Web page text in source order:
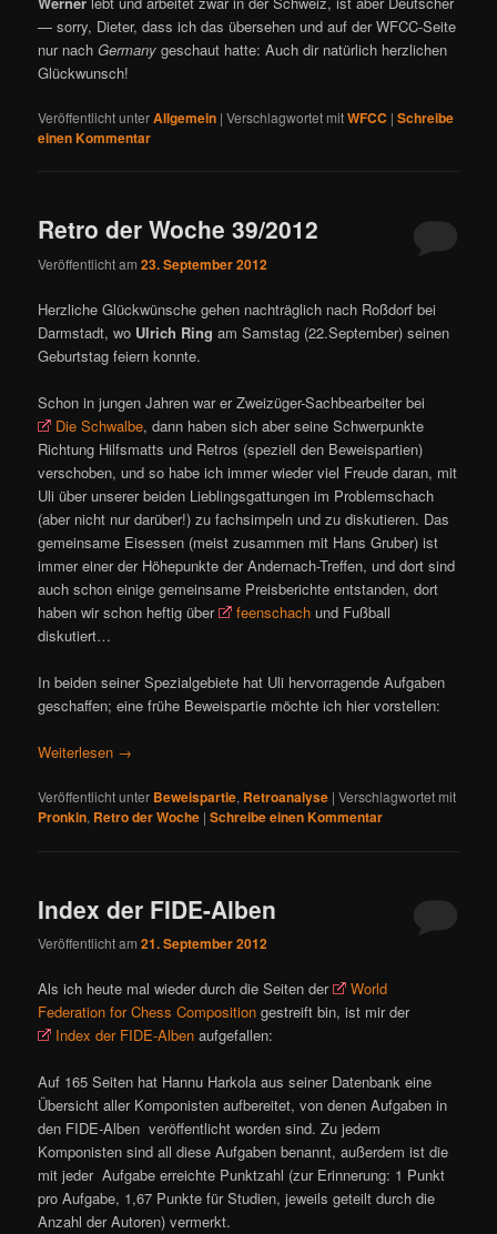
— sorry, Dieter, dass ich das übersehen und auf der WFCC-Seite
nur nachGermany geschaut hatte: Auch dir natürlich herzlichen
Glückwunsch!
Veröffentlicht unterAllgemein |Verschlagwortet mitWFCC |Schreibe
einen Kommentar
Retro der Woche 39/2012
Veröffentlicht am23. September 2012
Herzliche Glückwünsche gehen nachträglich nach Roßdorf bei
Darmstadt, wo Ulrich Ring am Samstag (22.September) seinen
Geburtstag feiern konnte.
Schon in jungen Jahren war er Zweizüger-Sachbearbeiter bei
Die Schwalbe, dann haben sich aber seine Schwerpunkte
Richtung Hilfsmatts und Retros (speziell den Beweispartien)
verschoben, und so habe ich immer wieder viel Freude daran, mit
Uli über unserer beiden Lieblingsgattungen im Problemschach
(aber nicht nur darüber!) zu fachsimpeln und zu diskutieren. Das
gemeinsame Eisessen (meist zusammen mit Hans Gruber) ist
immer einer der Höhepunkte der Andernach-Treffen, und dort sind
auch schon einige gemeinsame Preisberichte entstanden, dort
haben wir schon heftig über
feenschach und Fußball
diskutiert…
In beiden seiner Spezialgebiete hat Uli hervorragende Aufgaben
geschaffen; eine frühe Beweispartie möchte ich hier vorstellen:
Weiterlesen →
Veröffentlicht unter Beweispartie, Retroanalyse |Verschlagwortet mit
Pronkin, Retro der Woche |Schreibe einen Kommentar
Index der FIDE-Alben
Veröffentlicht am21. September 2012
Als ich heute mal wieder durch die Seiten der
World
Federation for Chess Composition gestreift bin, ist mir der
Index der FIDE-Alben aufgefallen:
Auf 165 Seiten hat Hannu Harkola aus seiner Datenbank eine
Übersicht aller Komponisten aufbereitet, von denen Aufgaben in
den FIDE-Alben veröffentlicht worden sind. Zu jedem
Komponisten sind all diese Aufgaben benannt, außerdem ist die
mit jeder Aufgabe erreichte Punktzahl (zur Erinnerung: 1 Punkt
pro Aufgabe, 1,67 Punkte für Studien, jeweils geteilt durch die
Anzahl der Autoren) vermerkt.